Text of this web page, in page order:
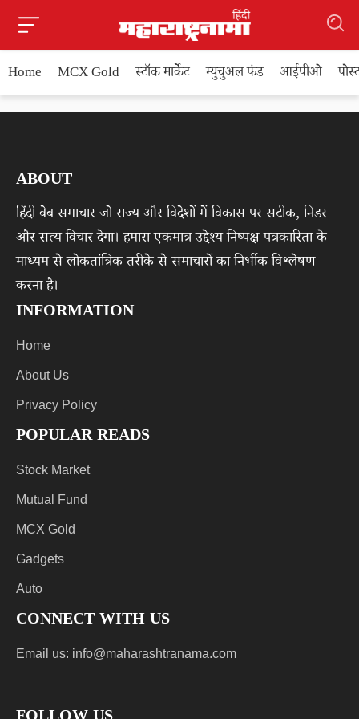
Home MCX Gold स्टॉक मार्केट म्युचुअल फंड आईपीओ
ABOUT
हिंदी वेब समाचार जो राज्य और विदेशों में विकास पर सटीक, निडर
और सत्य विचार देगा। हमारा एकमात्र उद्देश्य निष्पक्ष पत्रकारिता के
माध्यम से लोकतांत्रिक तरीके से समाचारों का निर्भीक विश्लेषण
करना है।
INFORMATION
Home
About Us
Privacy Policy
POPULAR READS
Stock Market
Mutual Fund
MCX Gold
Gadgets
Auto
CONNECT WITH US
Email us: info@maharashtranama.com